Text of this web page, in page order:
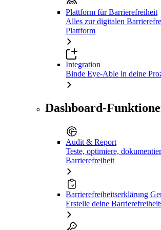
Plattform für Barrierefreiheit
Alles zur digitalen
Plattform
Integration
Binde Eye-Able in deine
Dashboard-
Audit & Report
Teste, optimiere,
Barrierefreiheit
Barrierefreiheitserklärung
Erstelle deine